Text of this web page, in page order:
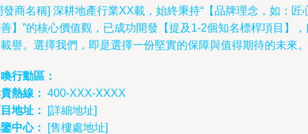
發商名稱] 深耕地產行業XX載，始終秉持“【品牌理念，如：匠
】”的核心價值觀，已成功開發【提及1-2個知名標桿項目】，
譽。選擇我們，即是選擇一份堅實的保障與值得期待的未來。
行動區：
熱線： 400-XXX-XXXX
地址：
[詳細地址]
中心：
[售樓處地址]